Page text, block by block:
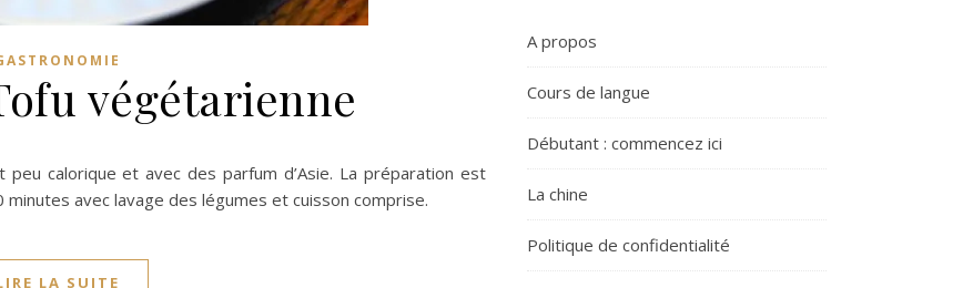
végétarienne
calorique et avec des parfum d’Asie. La préparation est
avec lavage des légumes et cuisson comprise.
LA SUITE
A propos
Cours de langue
Débutant : commencez ici
La chine
Politique de confidentialité